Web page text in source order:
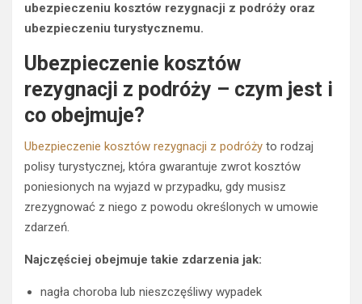
ubezpieczeniu kosztów rezygnacji z podróży oraz
ubezpieczeniu turystycznemu.
Ubezpieczenie kosztów
rezygnacji z podróży – czym jest i
co obejmuje?
Ubezpieczenie kosztów rezygnacji z podróży to rodzaj
polisy turystycznej, która gwarantuje zwrot kosztów
poniesionych na wyjazd w przypadku, gdy musisz
zrezygnować z niego z powodu określonych w umowie
zdarzeń.
Najczęściej obejmuje takie zdarzenia jak:
nagła choroba lub nieszczęśliwy wypadek